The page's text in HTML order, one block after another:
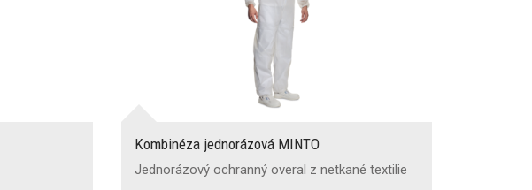
Kombinéza jednorázová MINTO
Jednorázový ochranný overal z netkané textilie